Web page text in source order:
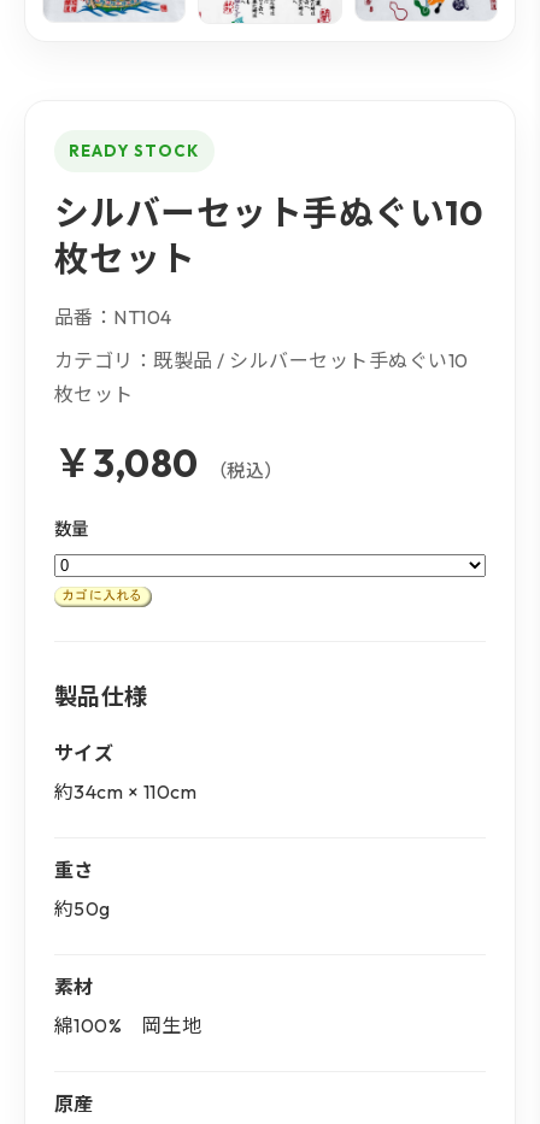
READY STOCK
シルバーセット手ぬぐい10
枚セット
品番：NT104
カテゴリ：既製品 / シルバーセット手ぬぐい10
枚セット
￥3,080 （税込）
数量
製品仕様
サイズ
約34cm × 110cm
重さ
約50g
素材
綿100% 岡生地
原産